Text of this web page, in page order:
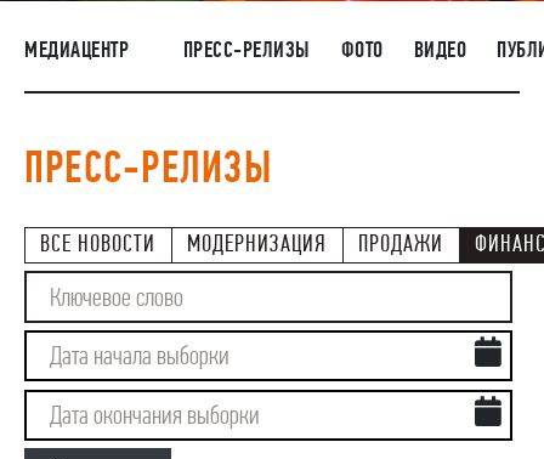
НАШИ ЛЮДИ
ОКРУЖАЮЩАЯ СРЕДА
РАСКРЫТИЕ ИНФОРМАЦИИ
ЗАКУПКИ
МЕДИАЦЕНТР ПРЕСС-РЕЛИЗЫ ФОТО ВИДЕО
ПРЕСС-РЕЛИЗЫ
ВСЕ НОВОСТИ МОДЕРНИЗАЦИЯ ПРОДАЖИ